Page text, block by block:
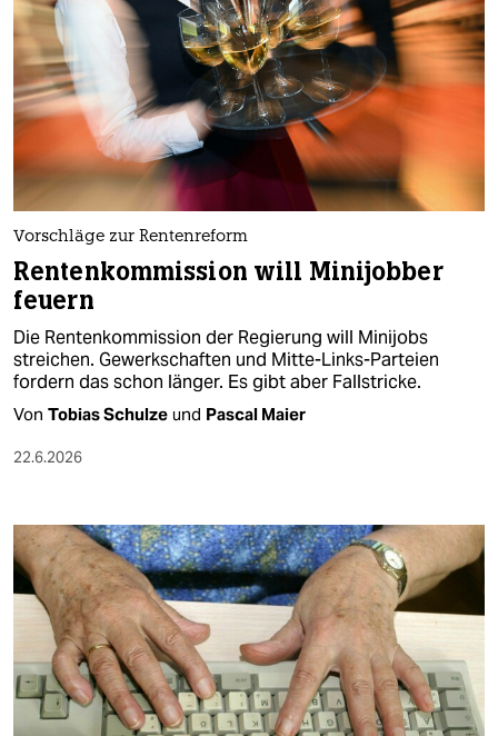
Vorschläge zur Rentenreform
Rentenkommission will Minijobber
feuern
Die Rentenkommission der Regierung will Minijobs
streichen. Gewerkschaften und Mitte-Links-Parteien
fordern das schon länger. Es gibt aber Fallstricke.
Von Tobias Schulze und Pascal Maier
22.6.2026